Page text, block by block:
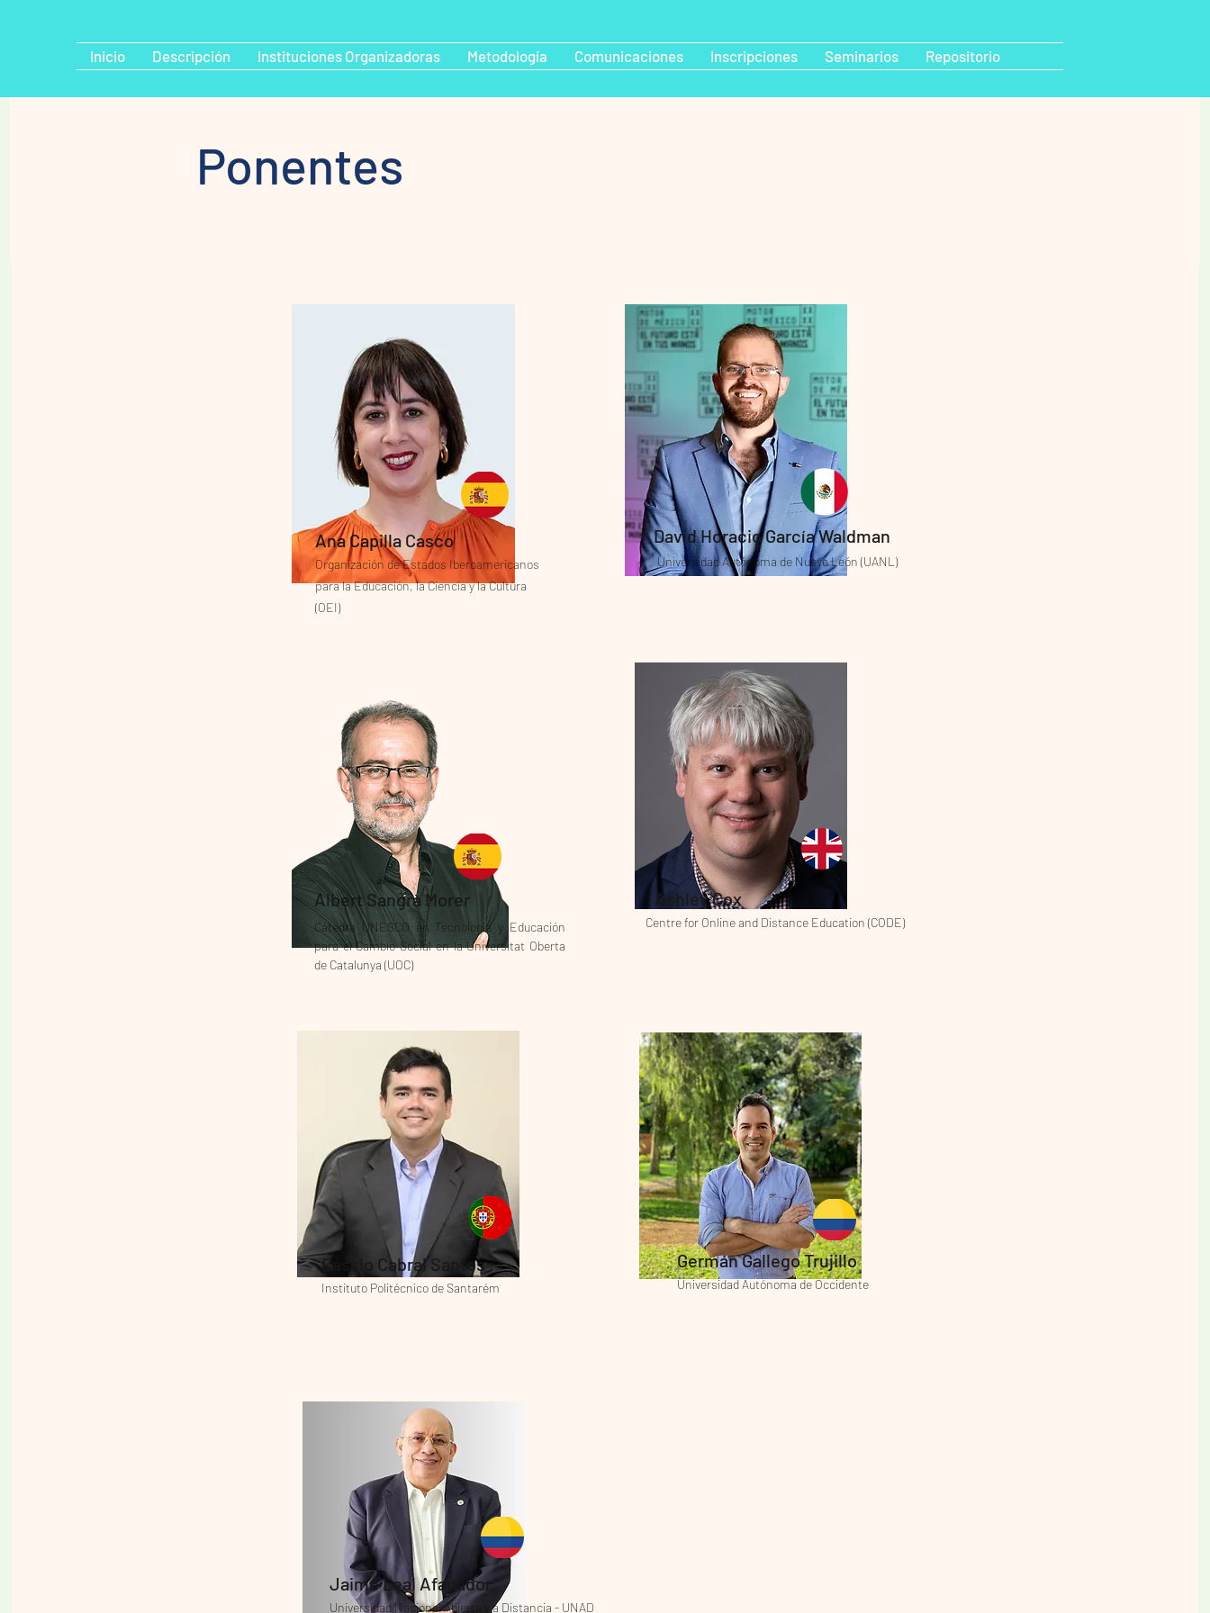
Inicio Descripción Instituciones Organizadoras Metodología Comunicaciones Inscripciones Seminarios Repositorio
Ponentes
Ana Capilla Casco
Organización de Estados Iberoamericanos
para la Educación, la Ciencia y la Cultura
(OEI)
Albert Sangrà Morer
Cátedra UNESCO en Tecnología y Educación
para el Cambio Social en la Universitat Oberta
de Catalunya (UOC)
Instituto Politécnico de Santarém
Cassio Cabral Santos
Jaime Leal Afanador
Universidad Nacional Abierta y a Distancia - UNAD
Universidad Autónoma de Nuevo León (UANL)
David Horacio García Waldman
Ashley Cox
Centre for Online and Distance Education (CODE)
Germán Gallego Trujillo
Universidad Autónoma de Occidente